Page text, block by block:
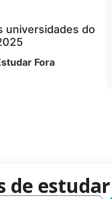
universidades do
Fora
de